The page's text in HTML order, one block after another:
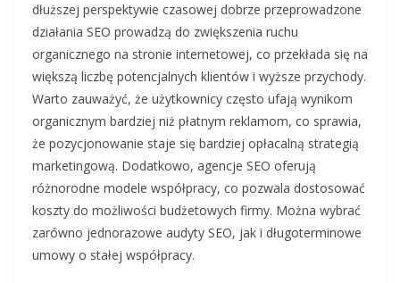
dłuższej perspektywie czasowej dobrze przeprowadzone
działania SEO prowadzą do zwiększenia ruchu
organicznego na stronie internetowej, co przekłada się na
większą liczbę potencjalnych klientów i wyższe przychody.
Warto zauważyć, że użytkownicy często ufają wynikom
organicznym bardziej niż płatnym reklamom, co sprawia,
że pozycjonowanie staje się bardziej opłacalną strategią
marketingową. Dodatkowo, agencje SEO oferują
różnorodne modele współpracy, co pozwala dostosować
koszty do możliwości budżetowych firmy. Można wybrać
zarówno jednorazowe audyty SEO, jak i długoterminowe
umowy o stałej współpracy.